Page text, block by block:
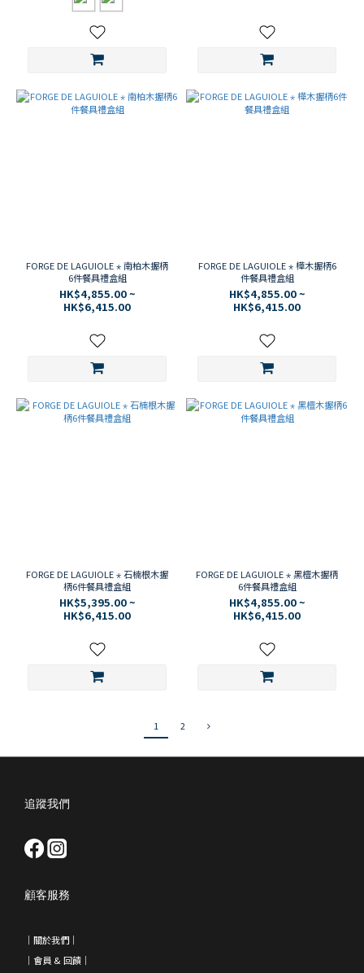
FORGE DE LAGUIOLE ⋆ 南柏木握柄
6件餐具禮盒組
HK$4,855.00 ~
HK$6,415.00
FORGE DE LAGUIOLE ⋆ 樺木握柄6
件餐具禮盒組
HK$4,855.00 ~
HK$6,415.00
FORGE DE LAGUIOLE ⋆ 石楠根木握
柄6件餐具禮盒組
HK$5,395.00 ~
HK$6,415.00
FORGE DE LAGUIOLE ⋆ 黑檀木握柄
6件餐具禮盒組
HK$4,855.00 ~
HK$6,415.00
1 2
追蹤我們
顧客服務
｜ 關於我們 ｜
｜會員 & 回饋 ｜